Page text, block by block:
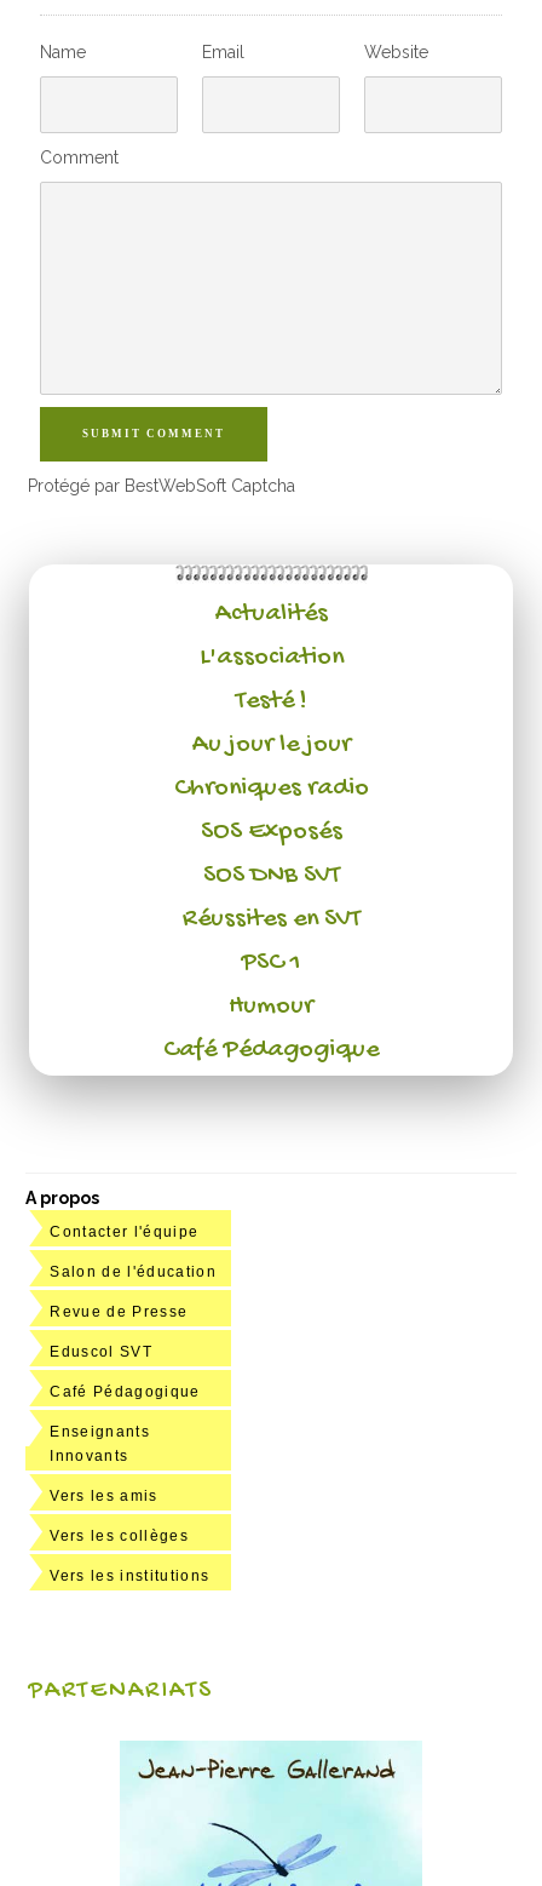
Name Email Website
Comment
SUBMIT COMMENT
Protégé par BestWebSoft Captcha
Actualités
L'association
Testé !
Au jour le jour
Chroniques radio
SOS Exposés
SOS DNB SVT
Réussites en SVT
PSC 1
Humour
Café Pédagogique
A propos
Contacter l'équipe
Salon de l'éducation
Revue de Presse
Eduscol SVT
Café Pédagogique
Enseignants
Innovants
Vers les amis
Vers les collèges
Vers les institutions
PARTENARIATS